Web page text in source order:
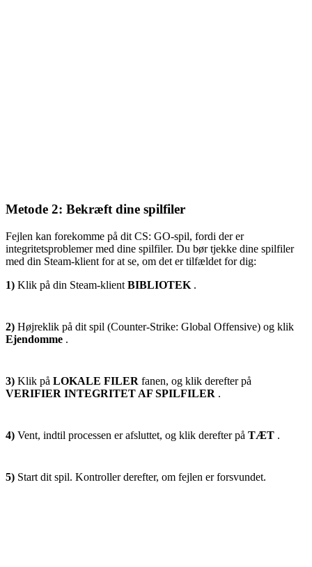
Metode 2: Bekræft dine spilfiler
Fejlen kan forekomme på dit CS: GO-spil, fordi der er
integritetsproblemer med dine spilfiler. Du bør tjekke dine spilfiler
med din Steam-klient for at se, om det er tilfældet for dig:
1) Klik på din Steam-klient BIBLIOTEK .
2) Højreklik på dit spil (Counter-Strike: Global Offensive) og klik
Ejendomme .
3) Klik på LOKALE FILER fanen, og klik derefter på
VERIFIER INTEGRITET AF SPILFILER .
4) Vent, indtil processen er afsluttet, og klik derefter på TÆT .
5) Start dit spil. Kontroller derefter, om fejlen er forsvundet.